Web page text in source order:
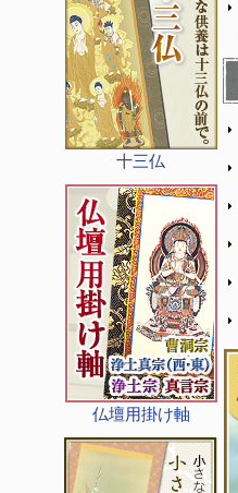
十三仏
仏壇用掛け軸